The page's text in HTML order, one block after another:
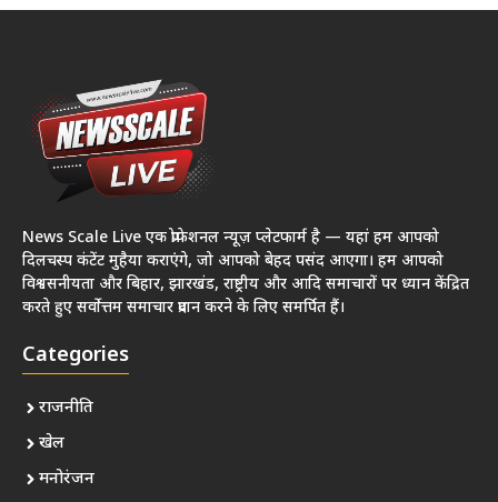
News Scale Live एक प्रोफेशनल न्यूज़ प्लेटफार्म है — यहां हम आपको
दिलचस्प कंटेंट मुहैया कराएंगे, जो आपको बेहद पसंद आएगा। हम आपको
विश्वसनीयता और बिहार, झारखंड, राष्ट्रीय और आदि समाचारों पर ध्यान केंद्रित
करते हुए सर्वोत्तम समाचार प्रदान करने के लिए समर्पित हैं।
Categories
राजनीति
खेल
मनोरंजन